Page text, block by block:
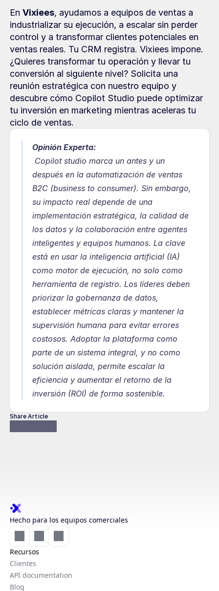
En Vixiees, ayudamos a equipos de ventas a
industrializar su ejecución, a escalar sin perder
control y a transformar clientes potenciales en
ventas reales. Tu CRM registra. Vixiees impone.
¿Quieres transformar tu operación y llevar tu
conversión al siguiente nivel? Solicita una
reunión estratégica con nuestro equipo y
descubre cómo Copilot Studio puede optimizar
tu inversión en marketing mientras aceleras tu
ciclo de ventas.
Opinión Experta:
después en la automatización de ventas
B2C (business to consumer). Sin embargo,
su impacto real depende de una
implementación estratégica, la calidad de
los datos y la colaboración entre agentes
inteligentes y equipos humanos. La clave
está en usar la inteligencia artificial (IA)
como motor de ejecución, no solo como
herramienta de registro. Los líderes deben
priorizar la gobernanza de datos,
establecer métricas claras y mantener la
supervisión humana para evitar errores
costosos. Adoptar la plataforma como
parte de un sistema integral, y no como
solución aislada, permite escalar la
eficiencia y aumentar el retorno de la
inversión (ROI) de forma sostenible.
Share Article
Hecho para los equipos comerciales
Recursos
Clientes
API documentation
Blog